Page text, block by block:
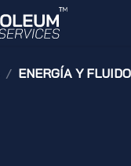
ENERGÍA Y